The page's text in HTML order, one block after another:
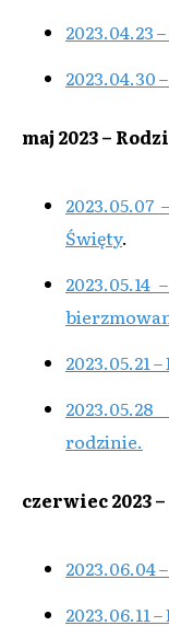
2023.04.23
2023.04.30
maj 2023 –
Święty.
2023.05.14
2023.05.21
rodzinie.
czerwiec 2023
2023.06.04
2023.06.11